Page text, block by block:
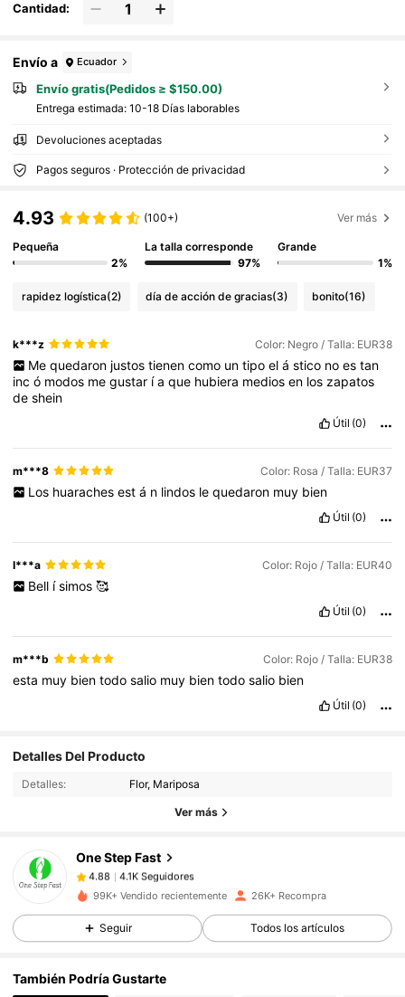
Cantidad:
Envío a Ecuador
Envío gratis(Pedidos ≥ $150.00)
Entrega estimada: 10-18 Días laborables
Devoluciones aceptadas
Pagos seguros · Protección de privacidad
4.93 (100+) Ver más
Pequeña
2%
La talla corresponde
97%
Grande
1%
rapidez logística(2) día de acción de gracias(3) bonito(16)
k***z Color: Negro / Talla: EUR38
Me quedaron justos tienen como un tipo el á stico no es tan
incó modos megustar íaque hubiera mediosen los zapatos
deshein
Útil (0)
m***8 Color: Rosa / Talla: EUR37
Los huaraches est á n lindos le quedaron muy bien
Útil (0)
I***a Color: Rojo / Talla: EUR40
Bell ísimos 🥰
Útil (0)
m***b Color: Rojo / Talla: EUR38
esta muy bientodosalio muy bientodosalio bien
Útil (0)
Detalles Del Producto
Detalles: Flor, Mariposa
Ver más
One Step Fast
4.88
4.1K Seguidores
V***zseguidoHace 1 día
4.88
4.1K Seguidores
4.88 4.1K Seguidores
4.88 4.1K Seguidores
99K+ Vendido recientemente 26K+ Recompra
Seguir Todos los artículos
También Podría Gustarte